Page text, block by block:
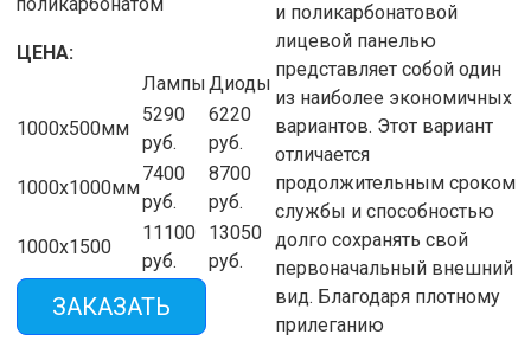
ЦЕНА:
ЛампыДиоды
1000х500мм
5290
руб.
6220
руб.
1000х1000мм
7400
руб.
8700
руб.
1000х1500
11100
руб.
13050
руб.
ЗАКАЗАТЬ
и поликарбонатовой
лицевой панелью
представляет собой один
из наиболее экономичных
вариантов. Этот вариант
отличается
продолжительным сроком
службы и способностью
долго сохранять свой
первоначальный внешний
вид. Благодаря плотному
прилеганию